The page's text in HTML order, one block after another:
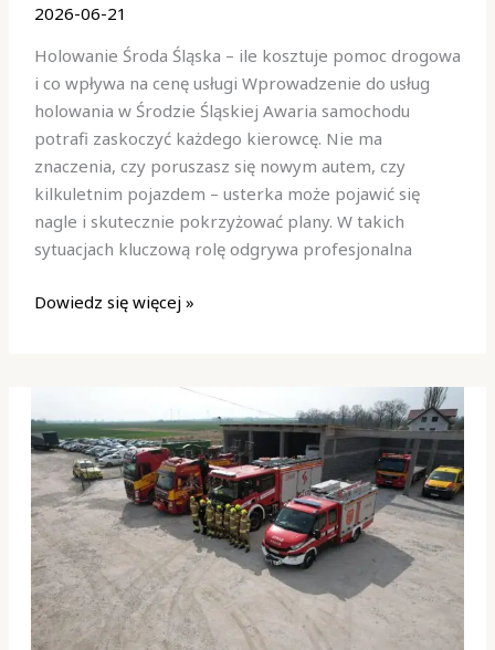
2026-06-21
Holowanie Środa Śląska – ile kosztuje pomoc drogowa
i co wpływa na cenę usługi Wprowadzenie do usług
holowania w Środzie Śląskiej Awaria samochodu
potrafi zaskoczyć każdego kierowcę. Nie ma
znaczenia, czy poruszasz się nowym autem, czy
kilkuletnim pojazdem – usterka może pojawić się
nagle i skutecznie pokrzyżować plany. W takich
sytuacjach kluczową rolę odgrywa profesjonalna
kosztuje
drogowa
i
co
wpływa
na
cenę
usługi
Dowiedz się więcej »